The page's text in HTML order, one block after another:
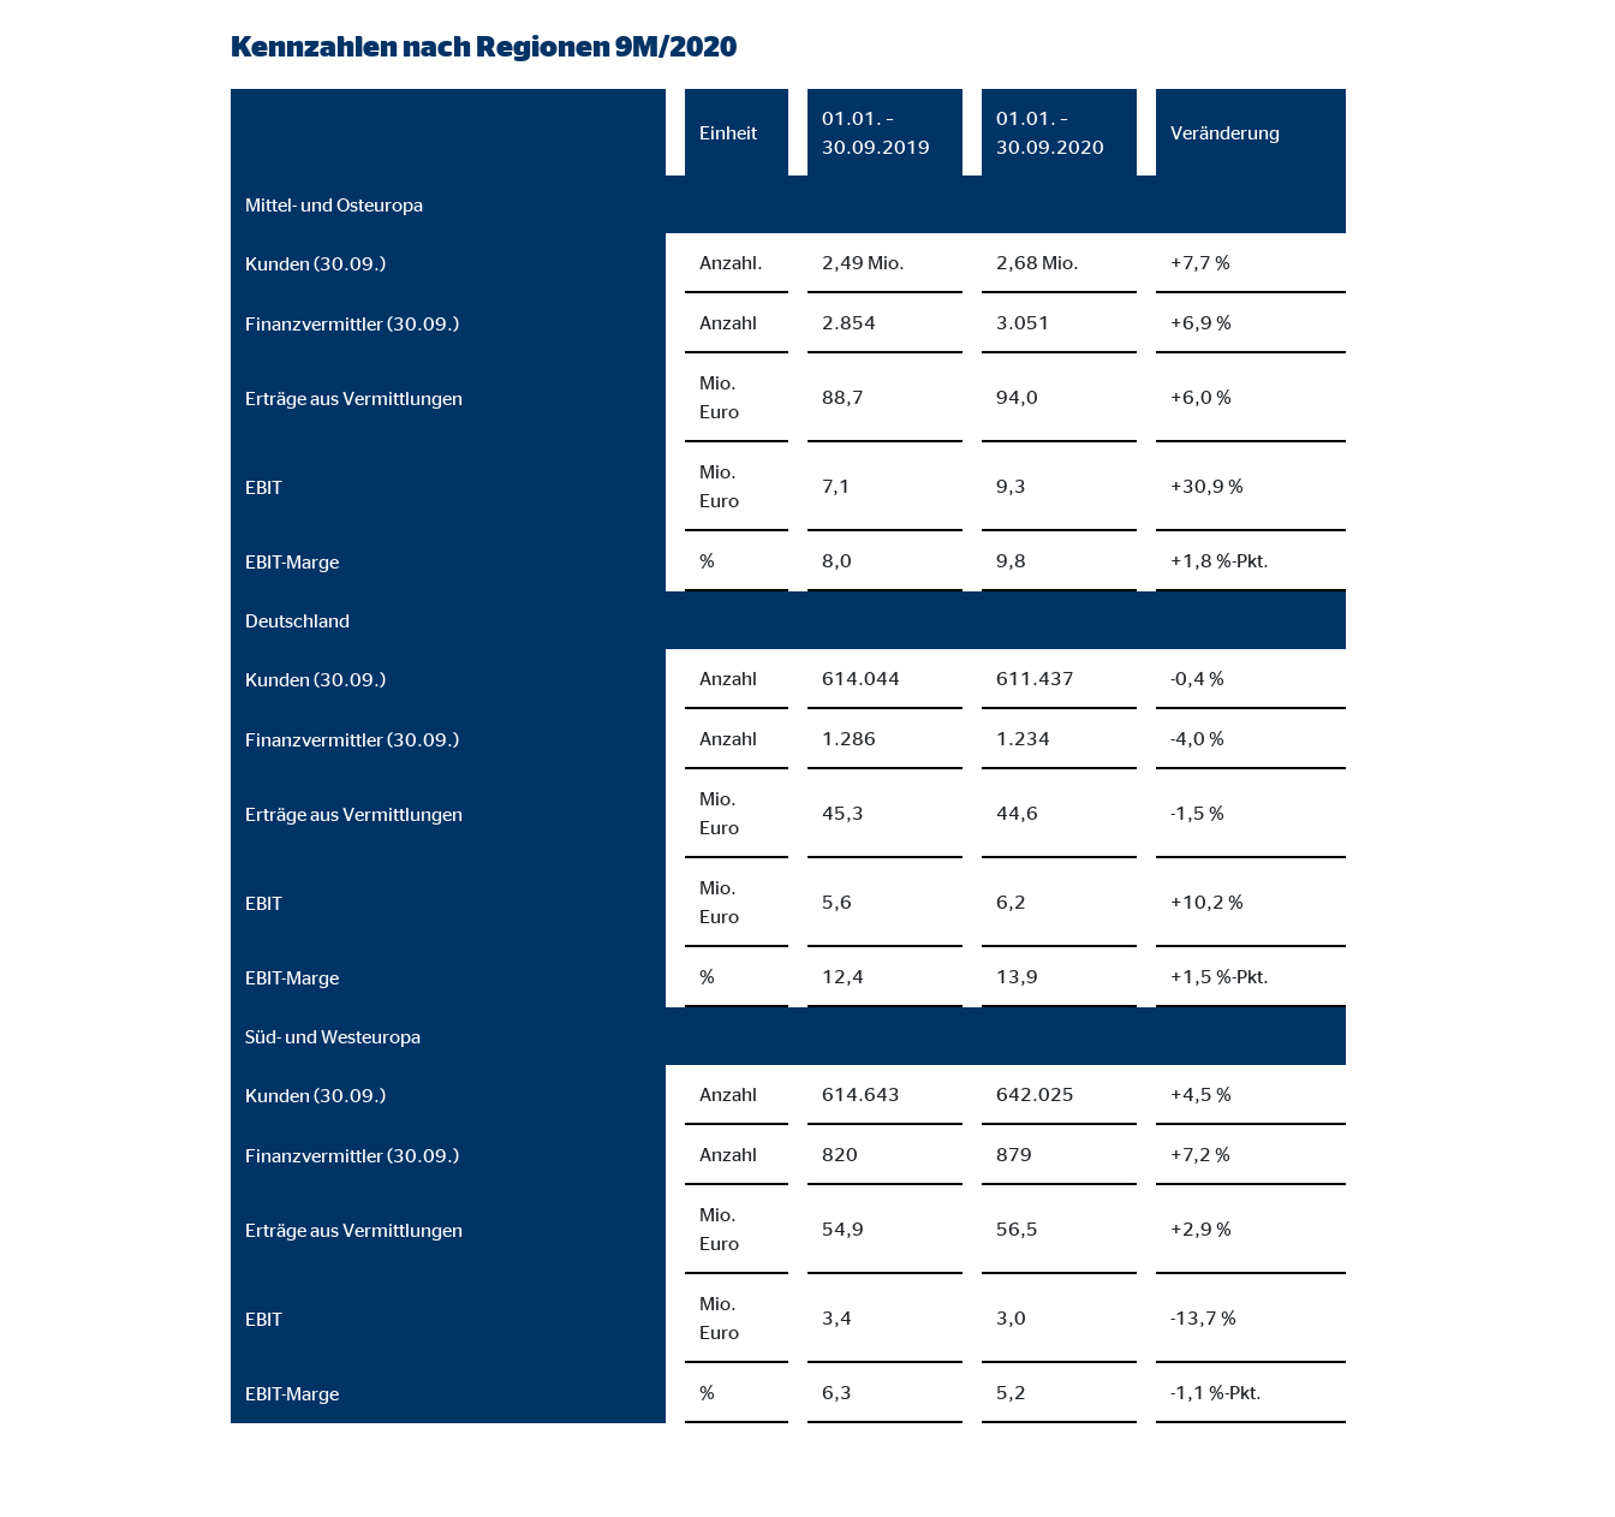
Kennzahlen nach Regionen 9M/2020
Einheit
01.01. –
30.09.2019
01.01. –
30.09.2020
Veränderung
Mittel- und Osteuropa
Kunden (30.09.) Anzahl. 2,49 Mio. 2,68 Mio. +7,7 %
Finanzvermittler (30.09.) Anzahl 2.854 3.051 +6,9 %
Erträge aus Vermittlungen
Mio.
Euro
88,7 94,0 +6,0 %
EBIT
Mio.
Euro
7,1 9,3 +30,9 %
EBIT-Marge % 8,0 9,8 +1,8 %-Pkt.
Deutschland
Kunden (30.09.) Anzahl 614.044 611.437 -0,4 %
Finanzvermittler (30.09.) Anzahl 1.286 1.234 -4,0 %
Erträge aus Vermittlungen
Mio.
Euro
45,3 44,6 -1,5 %
EBIT
Mio.
Euro
5,6 6,2 +10,2 %
EBIT-Marge % 12,4 13,9 +1,5 %-Pkt.
Süd- und Westeuropa
Kunden (30.09.) Anzahl 614.643 642.025 +4,5 %
Finanzvermittler (30.09.) Anzahl 820 879 +7,2 %
Erträge aus Vermittlungen
Mio.
Euro
54,9 56,5 +2,9 %
EBIT
Mio.
Euro
3,4 3,0 -13,7 %
EBIT-Marge % 6,3 5,2 -1,1 %-Pkt.
Cookie Laufzeit: 24 Monate
LongTail Ad Solutions, Inc.
Cookie Laufzeit: